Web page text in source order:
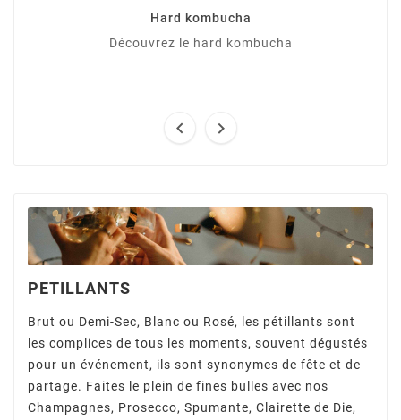
Hard kombucha
Découvrez le hard kombucha
 
PETILLANTS
Brut ou Demi-Sec, Blanc ou Rosé, les pétillants sont
les complices de tous les moments, souvent dégustés
pour un événement, ils sont synonymes de fête et de
partage. Faites le plein de fines bulles avec nos
Champagnes, Prosecco, Spumante, Clairette de Die,